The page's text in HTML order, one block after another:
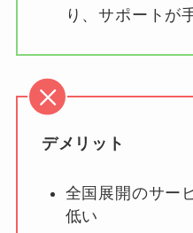
り、サポートが
デメリット
全国展開のサー
低い